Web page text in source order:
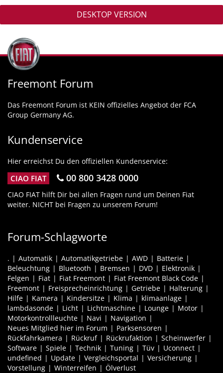
DESKTOP VERSION
Freemont Forum
Das Freemont Forum ist KEIN offizielles Angebot der FCA
Group Germany AG.
Kundenservice
Hier erreichst Du den offiziellen Kundenservice:
CIAO FIAT 00 800 3428 0000
CIAO FIAT hilft Dir bei allen Fragen rund um Deinen Fiat
weiter. NICHT bei Fragen zu unserem Forum!
Forum-Schlagworte
. Automatik Automatikgetriebe AWD
Batterie
Beleuchtung
Bluetooth Bremsen DVD
Elektronik
Felgen
Fiat Fiat Freemont
Fiat Freemont Black Code
Freemont
Freisprecheinrichtung Getriebe
Halterung
Hilfe
Kamera Kindersitze Klima
klimaanlage
lambdasonde
Licht Lichtmaschine Lounge
Motor
Motorkontrollleuchte
Navi
Navigation
Neues Mitglied hier im Forum
Parksensoren
Rückfahrkamera
Rückruf Rückrufaktion
Scheinwerfer
Software
Spiele Technik Tuning Tüv
Uconnect
undefined
Update Vergleichsportal
Versicherung
Vorstellung
Winterreifen Ölverlust